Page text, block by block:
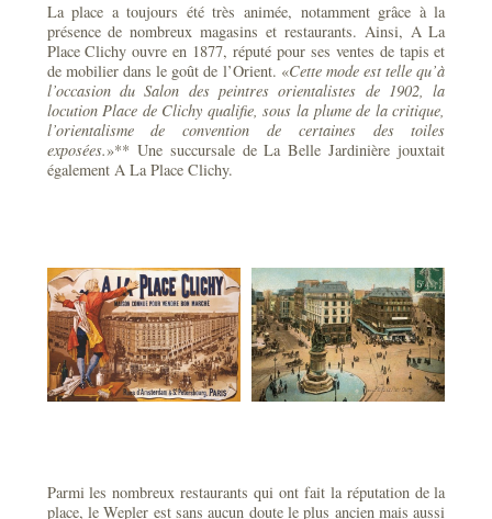
La place a toujours été très animée, notamment grâce à la
présence de nombreux magasins et restaurants. Ainsi, A La
Place Clichy ouvre en 1877, réputé pour ses ventes de tapis et
de mobilier dans le goût de l’Orient. «Cette mode est telle qu’à
l’occasion du Salon des peintres orientalistes de 1902, la
locution Place de Clichy qualifie, sous la plume de la critique,
l’orientalisme de convention de certaines des toiles
exposées.»** Une succursale de La Belle Jardinière jouxtait
également A La Place Clichy.
Parmi les nombreux restaurants qui ont fait la réputation de la
place, le Wepler est sans aucun doute le plus ancien mais aussi